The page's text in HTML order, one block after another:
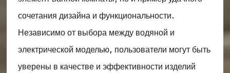
сочетания дизайна и функциональности.
Независимо от выбора между водяной и
электрической моделью, пользователи могут быть
уверены в качестве и эффективности изделий